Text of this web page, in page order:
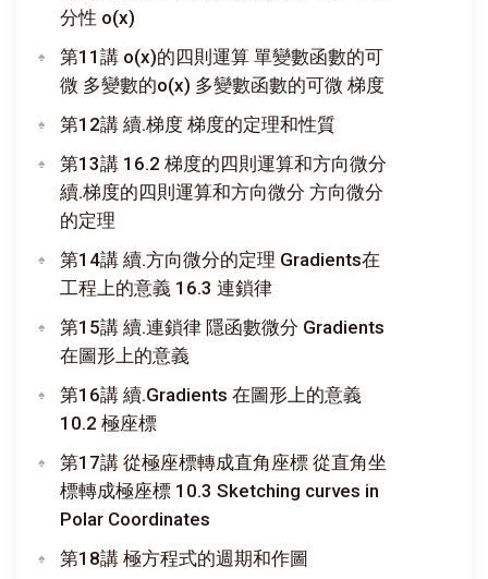
分性 o(x)
第11講 o(x)的四則運算 單變數函數的可
微 多變數的o(x) 多變數函數的可微 梯度
第12講 續.梯度 梯度的定理和性質
第13講 16.2 梯度的四則運算和方向微分
續.梯度的四則運算和方向微分 方向微分
的定理
第14講 續.方向微分的定理 Gradients在
工程上的意義 16.3 連鎖律
第15講 續.連鎖律 隱函數微分 Gradients
在圖形上的意義
第16講 續.Gradients 在圖形上的意義
10.2 極座標
第17講 從極座標轉成直角座標 從直角坐
標轉成極座標 10.3 Sketching curves in
Polar Coordinates
第18講 極方程式的週期和作圖